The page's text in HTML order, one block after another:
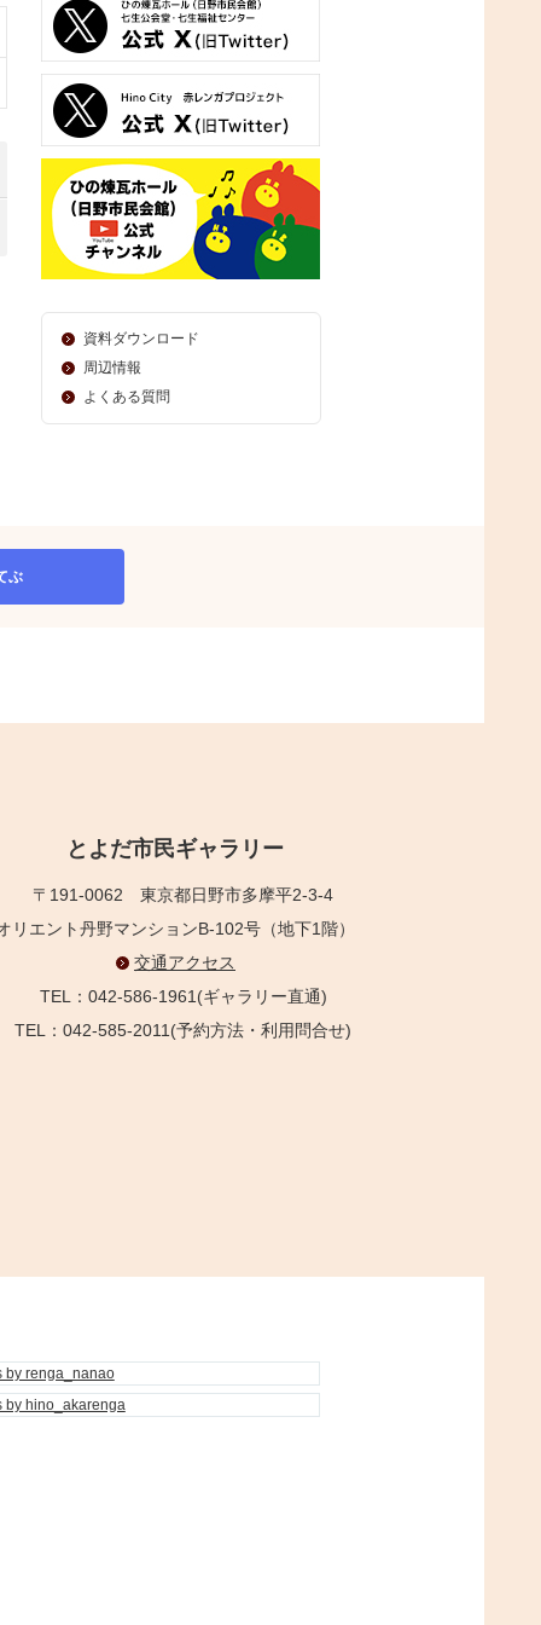
資料ダウンロード
周辺情報
よくある質問
ぶ
とよだ市民ギャラリー
〒191-0062 東京都日野市多摩平2-3-4
リエント丹野マンションB-102号（地下1階）
交通アクセス
TEL：042-586-1961(ギャラリー直通)
：042-585-2011(予約方法・利用問合せ)
by renga_nanao
by hino_akarenga